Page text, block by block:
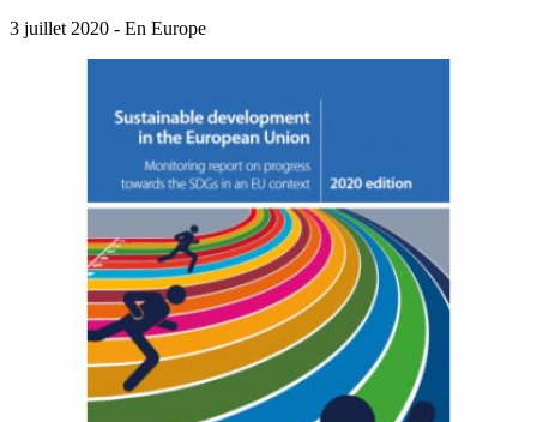
3 juillet 2020 - En Europe